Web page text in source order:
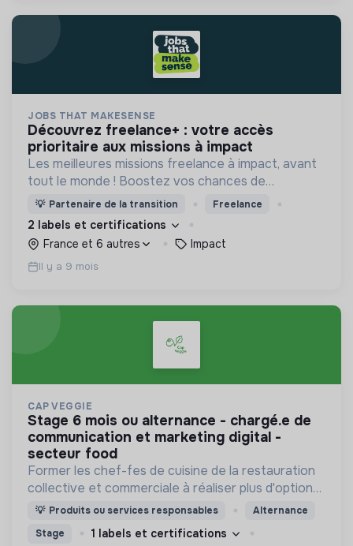
JOBS THAT MAKESENSE
découvrez freelance+ : votre accès
prioritaire aux missions à impact
Les meilleures missions freelance à impact, avant
tout le monde ! Boostez vos chances de
décrocher des missions à fort impact en
rejoignant le plus grand réseau de structures
engagées.
💡 Partenaire de la transition Freelance
2 labels et certifications
France et 6 autres
Impact
Il y a 9 mois
CAP VEGGIE
stage 6 mois ou alternance - chargé.e de
communication et marketing digital -
secteur food
Former les chef-fes de cuisine de la restauration
collective et commerciale à réaliser plus d'options
végétariennes et végan.
💡 Produits ou services responsables
Alternance
Stage
1 labels et certifications